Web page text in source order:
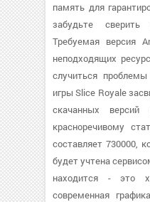
память для
забудьте
Требуемая версия
неподходящих
случиться
игры Slice Royale
скачанных
красноречивому
составляет 730000,
будет учтена
находится - это
современная